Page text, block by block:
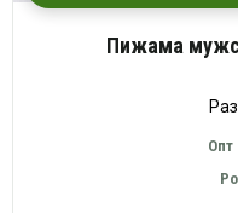
Пижама
Опт